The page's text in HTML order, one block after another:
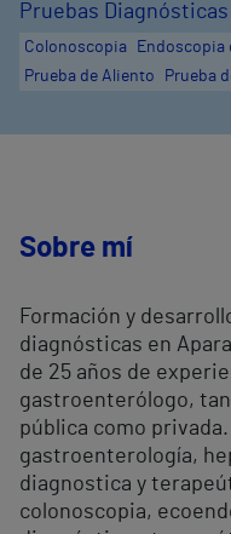
Pruebas Diagnósticas
Colonoscopia Endoscopia
Prueba de Aliento
Prueba
Sobre mí
Formación y
diagnósticas en
de 25 años de
gastroenterólogo,
pública como
gastroenterología,
diagnostica y
colonoscopia,